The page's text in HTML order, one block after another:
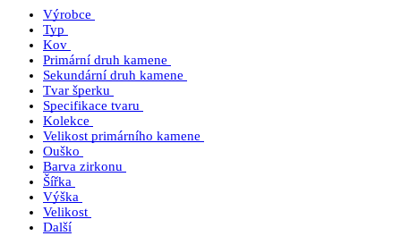
Výrobce
Typ
Kov
Primární druh kamene
Sekundární druh kamene
Tvar šperku
Specifikace tvaru
Kolekce
Velikost primárního kamene
Ouško
Barva zirkonu
Šířka
Výška
Velikost
Další